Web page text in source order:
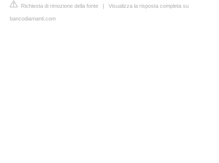
Richiesta di rimozione della fonte | Visualizza la risposta completa su
bancodiamanti.com